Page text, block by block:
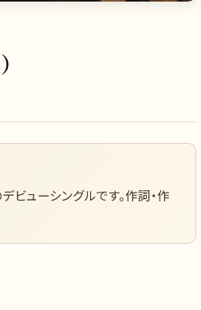
ビューシングルです。作詞・作